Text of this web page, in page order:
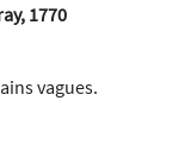
1770
vagues.